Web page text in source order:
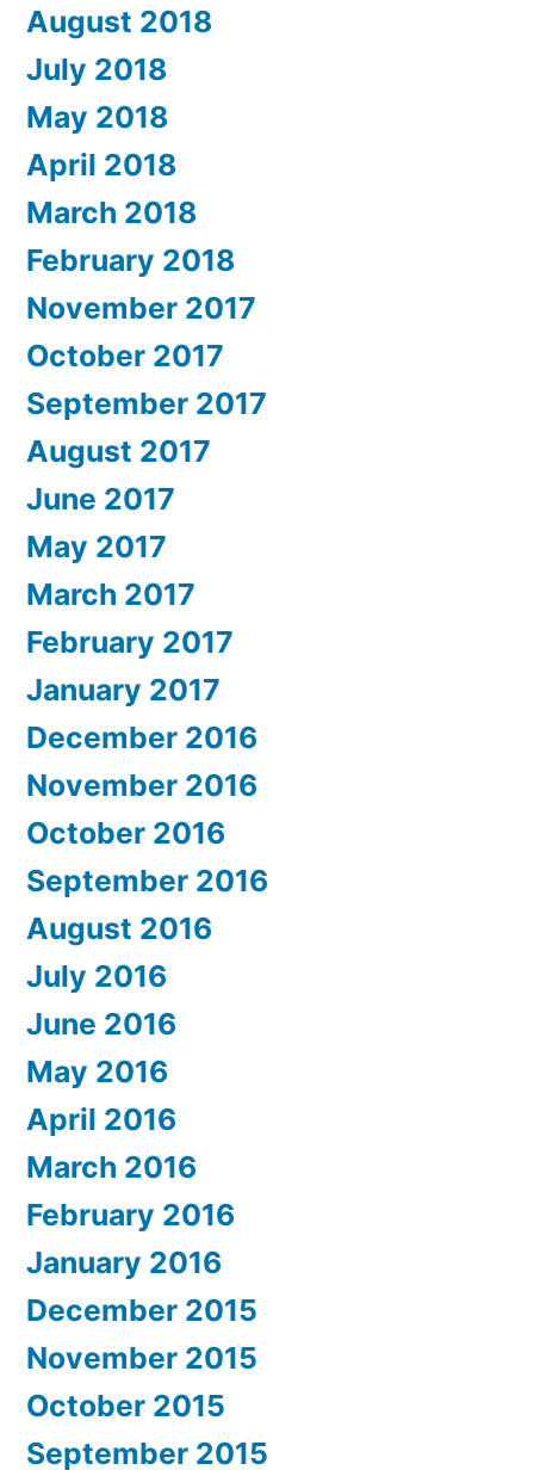
August 2018
July 2018
May 2018
April 2018
March 2018
February 2018
November 2017
October 2017
September 2017
August 2017
June 2017
May 2017
March 2017
February 2017
January 2017
December 2016
November 2016
October 2016
September 2016
August 2016
July 2016
June 2016
May 2016
April 2016
March 2016
February 2016
January 2016
December 2015
November 2015
October 2015
September 2015